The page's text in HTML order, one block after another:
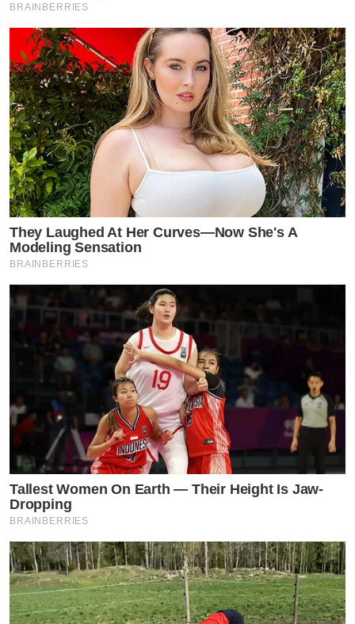
BRAINBERRIES
They Laughed At Her Curves—Now She's A
Modeling Sensation
BRAINBERRIES
Tallest Women On Earth — Their Height Is Jaw-
Dropping
BRAINBERRIES